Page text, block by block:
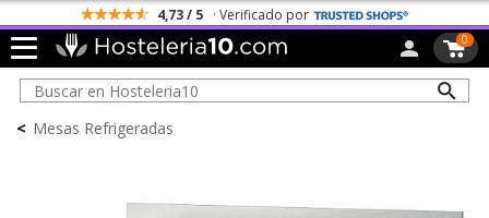
4,73 / 5 · Verificado por
0
< Mesas Refrigeradas